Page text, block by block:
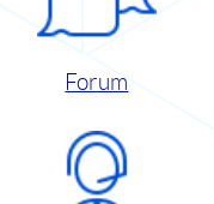
Forum